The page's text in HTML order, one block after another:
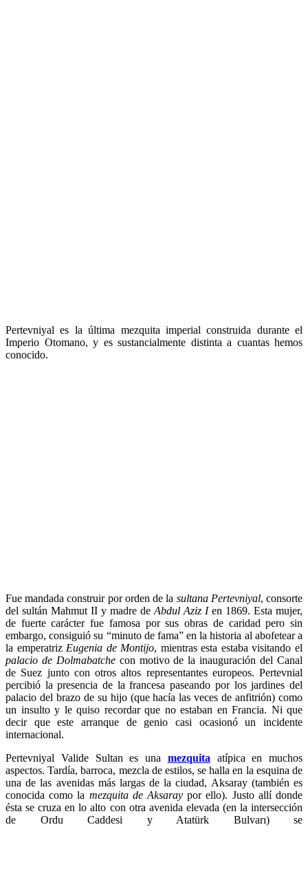
Pertevniyal es la última mezquita imperial construida durante el
Imperio Otomano, y es sustancialmente distinta a cuantas hemos
conocido.
Fue mandada construir por orden de la sultana Pertevniyal, consorte
del sultán Mahmut II y madre deAbdul Aziz Ien 1869. Esta mujer,
de fuerte carácter fue famosa por sus obras de caridad pero sin
embargo, consiguió su “minuto de fama” en la historia al abofetear a
la emperatrizEugenia de Montijo, mientras esta estaba visitando el
palacio de Dolmabatchecon motivo de la inauguración del Canal
de Suez junto con otros altos representantes europeos. Pertevnial
percibió la presencia de la francesa paseando por los jardines del
palacio del brazo de su hijo (que hacía las veces de anfitrión) como
un insulto y le quiso recordar que no estaban en Francia. Ni que
decir que este arranque de genio casi ocasionó un incidente
internacional.
Pertevniyal Valide Sultan es una mezquitaatípica en muchos
aspectos. Tardía, barroca, mezcla de estilos, se halla en la esquina de
una de las avenidas más largas de la ciudad, Aksaray (también es
conocida como la mezquita de Aksaray por ello). Justo allí donde
ésta se cruza en lo alto con otra avenida elevada (en la intersección
de Ordu Caddesi y Atatürk Bulvarı) se